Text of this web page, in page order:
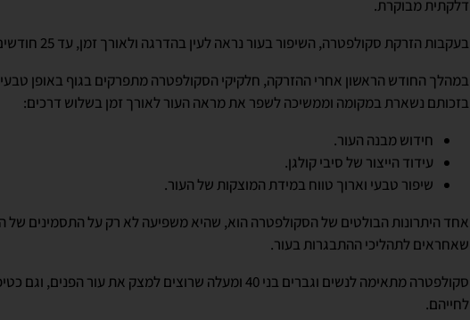
דלקתית מבוקרת.
בעקבות הזרקת סקולפטרה, השיפור בעור נראה לעין בהדרגה ולאורך זמן, עד 25 חודשים מההזרקה האחרונה.
במהלך החודש הראשון אחרי ההזרקה, חלקיקי הסקולפטרה מתפרקים בגוף באופן
בזכותם נשארת במקומה וממשיכה לשפר את מראה העור לאורך זמן בשלוש דרכים:
חידוש מבנה העור.
עידוד הייצור של סיבי קולגן.
שיפור טבעי וארוך טווח במידת המוצקות של העור.
אחד היתרונות הבולטים של הסקולפטרה הוא, שהיא משפיעה לא רק על התסמינים של
שאחראים לתהליכי ההתבגרות בעור.
לחייהם.